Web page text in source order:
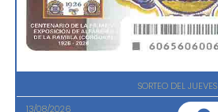
SORTEO DEL JUEVES
13/08/2026